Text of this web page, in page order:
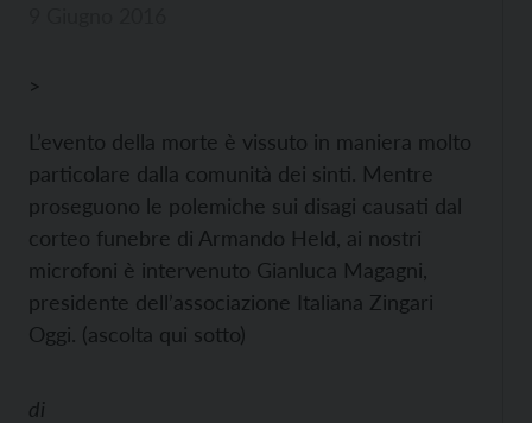
>
L’evento della morte è vissuto in maniera molto
particolare dalla comunità dei sinti. Mentre
proseguono le polemiche sui disagi causati dal
corteo funebre di Armando Held, ai nostri
microfoni è intervenuto Gianluca Magagni,
presidente dell’associazione Italiana Zingari
Oggi. (ascolta qui sotto)
di